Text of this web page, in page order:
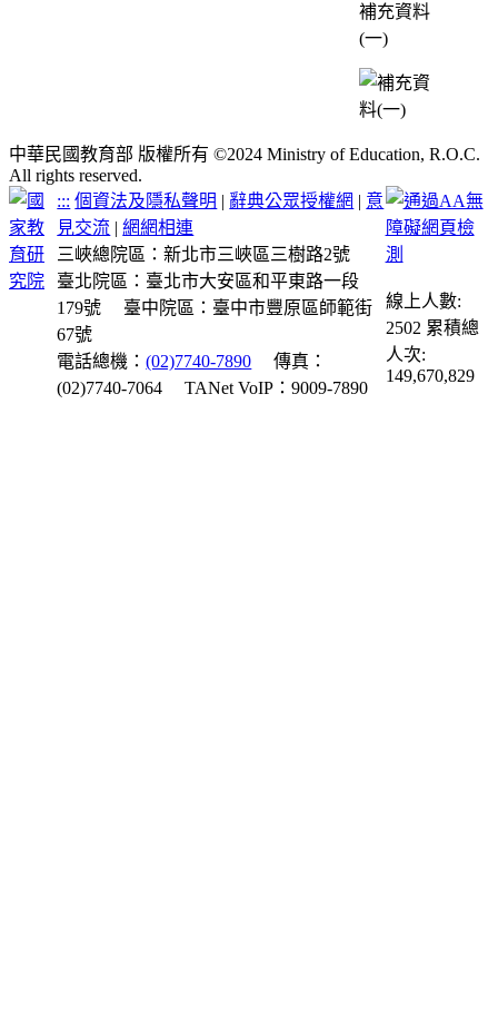
補充資料
(一)
中華民國教育部 版權所有 ©2024 Ministry of Education, R.O.C.
All rights reserved.
::: 個資法及隱私聲明 | 辭典公眾授權網 | 意
見交流 |網網相連
三峽總院區：新北市三峽區三樹路2號
臺北院區：臺北市大安區和平東路一段
179號
臺中院區：臺中市豐原區師範街
67號
電話總機：(02)7740-7890
傳真：
(02)7740-7064
TANet VoIP：9009-7890
線上人數:
2502 累積總
人次:
149,670,829